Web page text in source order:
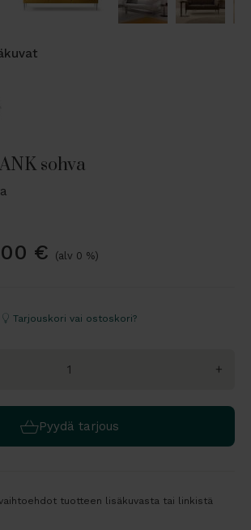
sohva
€ (alv 0 %)
Tarjouskori vai ostoskori?
+
Pyydä tarjous
tuotteen lisäkuvasta tai linkistä